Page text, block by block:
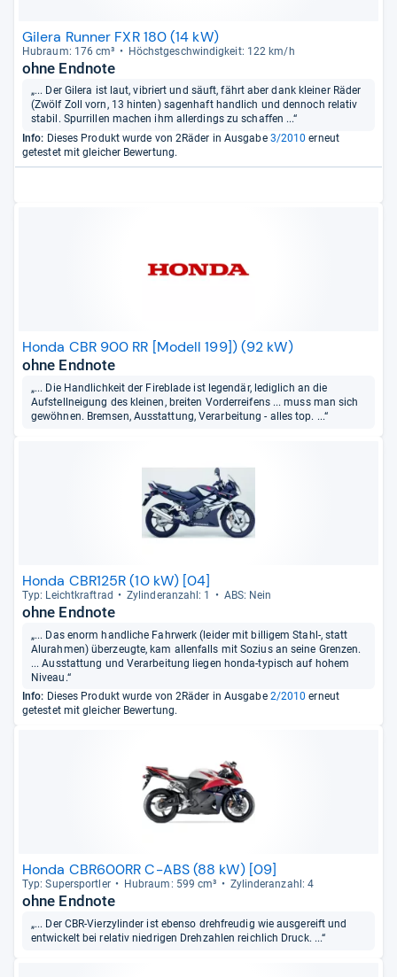
Gilera Runner FXR 180 (14 kW)
Hub­raum: 176 cm³ Höchst­ge­schwin­dig­keit: 122 km/h
ohne Endnote
„... Der Gilera ist laut, vibriert und säuft, fährt aber dank kleiner Räder
(Zwölf Zoll vorn, 13 hinten) sagenhaft handlich und dennoch relativ
stabil. Spurrillen machen ihm allerdings zu schaffen ...“
Info: Dieses Produkt wurde von 2Räder in Ausgabe 3/2010 erneut
getestet mit gleicher Bewertung.
Honda CBR 900 RR [Modell 199]) (92 kW)
ohne Endnote
„... Die Handlichkeit der Fireblade ist legendär, lediglich an die
Aufstellneigung des kleinen, breiten Vorderreifens ... muss man sich
gewöhnen. Bremsen, Ausstattung, Verarbeitung - alles top. ...“
Honda CBR125R (10 kW) [04]
Typ: Leicht­kraft­rad Zylin­deran­zahl: 1 ABS: Nein
ohne Endnote
„... Das enorm handliche Fahrwerk (leider mit billigem Stahl-, statt
Alurahmen) überzeugte, kam allenfalls mit Sozius an seine Grenzen.
... Ausstattung und Verarbeitung liegen honda-typisch auf hohem
Niveau.“
Info: Dieses Produkt wurde von 2Räder in Ausgabe 2/2010 erneut
getestet mit gleicher Bewertung.
Honda CBR600RR C-ABS (88 kW) [09]
Typ: Super­sport­ler Hub­raum: 599 cm³ Zylin­deran­zahl: 4
ohne Endnote
„... Der CBR-Vierzylinder ist ebenso drehfreudig wie ausgereift und
entwickelt bei relativ niedrigen Drehzahlen reichlich Druck. ...“